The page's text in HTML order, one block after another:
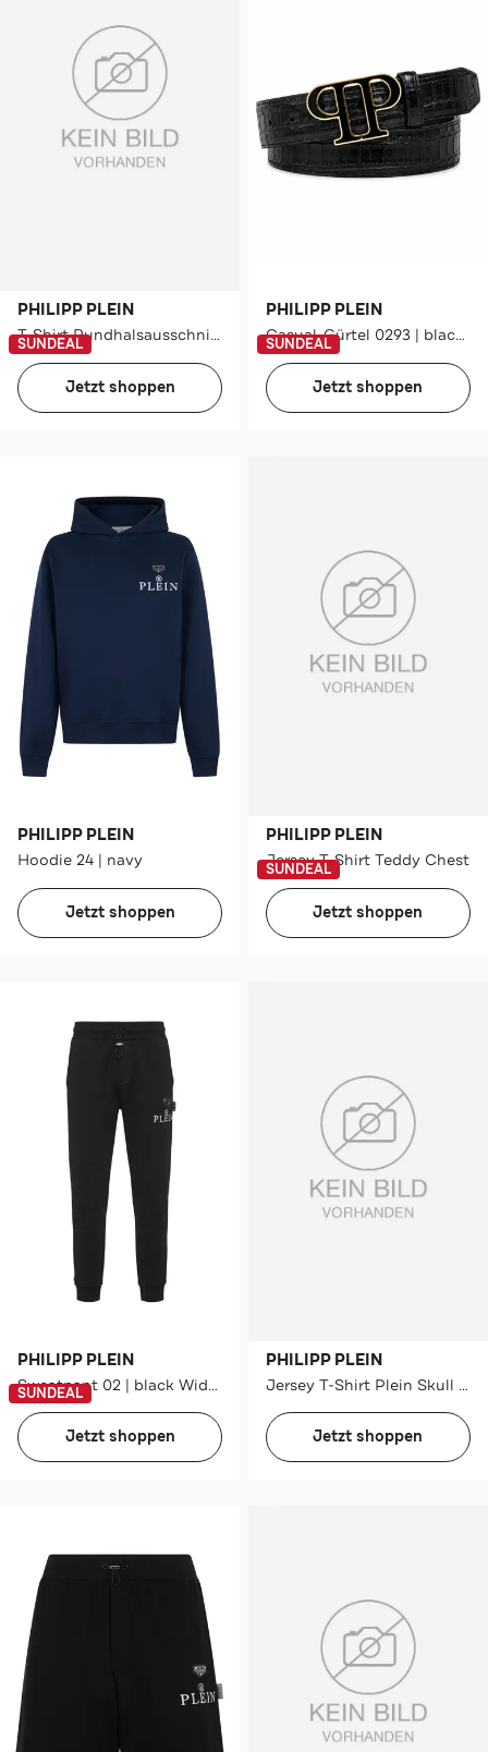
PHILIPP PLEIN
T-Shirt Rundhalsausschnitt Ss
SUNDEAL
Jetzt shoppen
PHILIPP PLEIN
Casual-Gürtel 0293 | black/lightgold
SUNDEAL
Jetzt shoppen
PHILIPP PLEIN
Hoodie 24 | navy
Jetzt shoppen
PHILIPP PLEIN
Jersey T-Shirt Teddy Chest
SUNDEAL
Jetzt shoppen
PHILIPP PLEIN
Sweatpant 02 | black Wide/ Loose Fit
SUNDEAL
Jetzt shoppen
PHILIPP PLEIN
Jersey T-Shirt Plein Skull Baroque Dots
Jetzt shoppen